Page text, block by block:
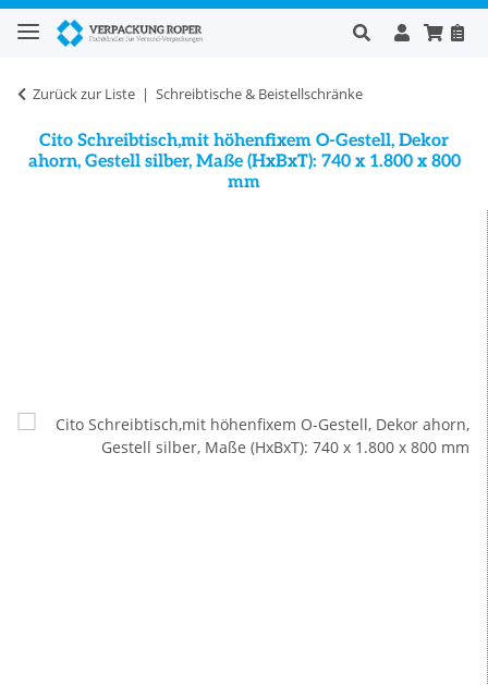
Zurück zur Liste Schreibtische & Beistellschränke
Cito Schreibtisch,mit höhenfixem O-Gestell, Dekor
ahorn, Gestell silber, Maße (HxBxT): 740 x 1.800 x 800
mm